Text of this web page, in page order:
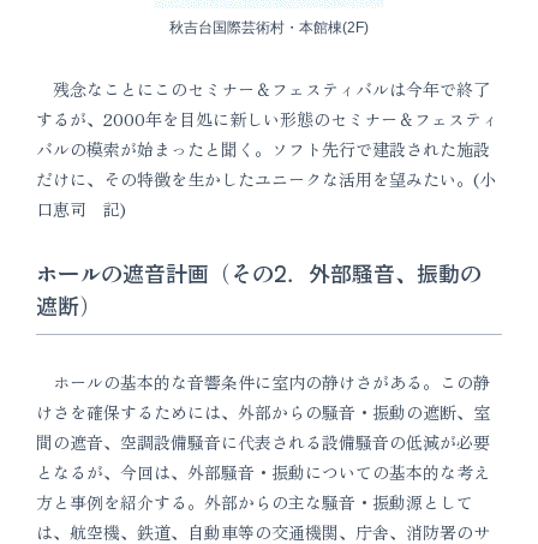
秋吉台国際芸術村・本館棟(2F)
残念なことにこのセミナー＆フェスティバルは今年で終了
するが、2000年を目処に新しい形態のセミナー＆フェスティ
バルの模索が始まったと聞く。ソフト先行で建設された施設
だけに、その特徴を生かしたユニークな活用を望みたい。(小
口恵司 記)
ホールの遮音計画（その2．外部騒音、振動の
遮断）
ホールの基本的な音響条件に室内の静けさがある。この静
けさを確保するためには、外部からの騒音・振動の遮断、室
間の遮音、空調設備騒音に代表される設備騒音の低減が必要
となるが、今回は、外部騒音・振動についての基本的な考え
方と事例を紹介する。外部からの主な騒音・振動源として
は、航空機、鉄道、自動車等の交通機関、庁舎、消防署のサ